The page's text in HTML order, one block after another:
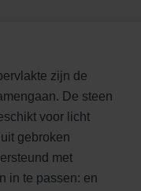
zijn de
De steen
voor licht
gebroken
met
in te passen: en